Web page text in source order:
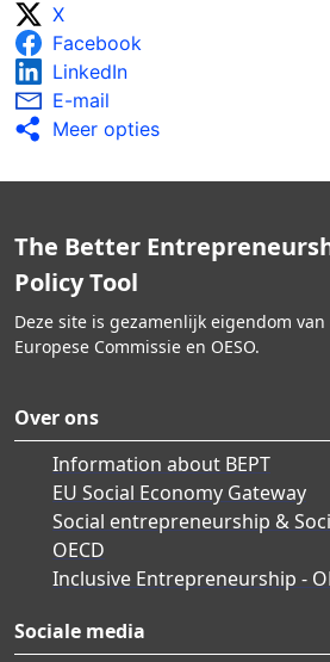
X
Facebook
LinkedIn
E-mail
Meer opties
The Better
Policy Tool
Deze site is gezamenlijk eigendom van
Europese Commissie en OESO.
Over ons
Information about BEPT
EU Social Economy Gateway
Social entrepreneurship &
OECD
Inclusive Entrepreneurship -
Sociale media